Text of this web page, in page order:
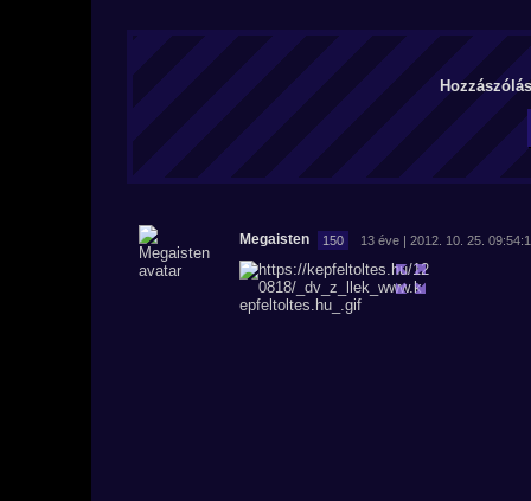
Megaisten 150 13 éve | 2012. 10. 25.